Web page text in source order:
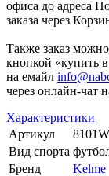
офиса до адреса
заказа через
Также заказ
кнопкой «купить
на емайл
через онлайн-чат
Характеристики
Артикул
Вид спорта
Бренд
Kelme